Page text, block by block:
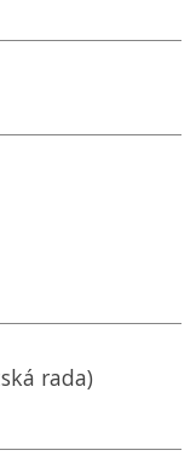
rada)